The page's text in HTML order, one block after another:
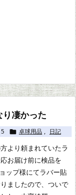
凄かった
 卓球用品 , 日記
より頼まれていたラ
お届け前に検品を
ップ様にてラバー貼
ましたので、ついで